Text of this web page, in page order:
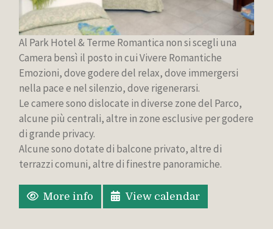
Al Park Hotel & Terme Romantica non si scegli una
Camera bensì il posto in cui Vivere Romantiche
Emozioni, dove godere del relax, dove immergersi
nella pace e nel silenzio, dove rigenerarsi.
Le camere sono dislocate in diverse zone del Parco,
alcune più centrali, altre in zone esclusive per godere
di grande privacy.
Alcune sono dotate di balcone privato, altre di
terrazzi comuni, altre di finestre panoramiche.
More info View calendar